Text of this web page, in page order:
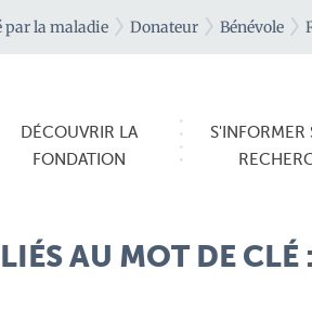
par la maladie Donateur Bénévole
DÉCOUVRIR LA
FONDATION
S'INFORMER
AU MOT DE